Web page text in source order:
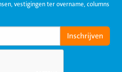
vestigingen ter overname, columns